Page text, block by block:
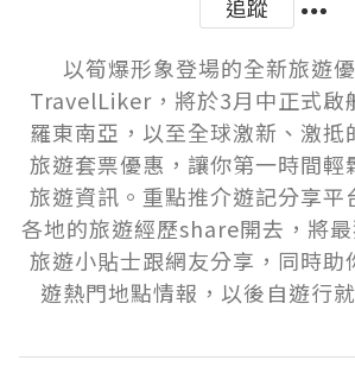
追蹤
以筍爆形象登場的全新旅遊
TravelLiker，將於3月中正式啟
羅東南亞，以至全球激新、激抵
旅遊套票優惠，讓你第一時間輕
旅遊資訊。重點推介遊記分享平
各地的旅遊經歷share開去，將
旅遊小貼士跟網友分享，同時助
遊熱門地點情報，以後自遊行